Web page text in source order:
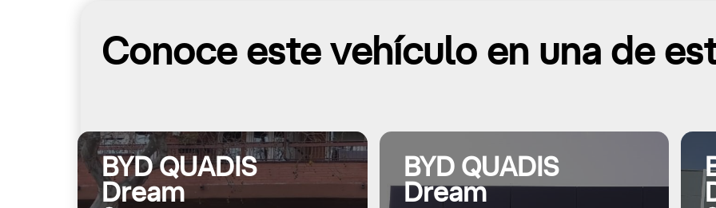
Conoce este vehículo en una de
BYD QUADIS
Dream
BYD QUADIS
Dream